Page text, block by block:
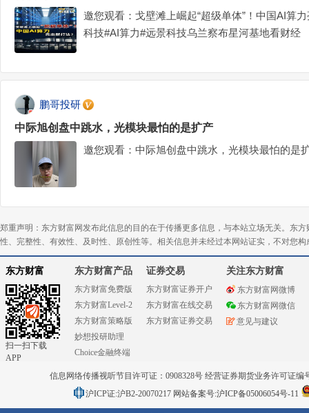
邀您观看：戈壁滩上崛起“超级单体”！中国AI算
科技#AI算力#远景科技乌兰察布星河基地看财经
鹏哥投研
中际旭创盘中跳水，光模块最怕的是扩产
邀您观看：中际旭创盘中跳水，光模块最怕的是
郑重声明：东方财富网发布此信息的目的在于传播更多信息，与本站立场无关。东
性、完整性、有效性、及时性、原创性等。相关信息并未经过本网站证实，不对您
东方财富
扫一扫下载
APP
东方财富产品
东方财富免费版
东方财富Level-2
东方财富策略版
妙想投研助理
Choice金融终端
证券交易
东方财富证券开户
东方财富在线交易
东方财富证券交易
关注东方财富
东方财富网微博
东方财富网微信
意见与建议
信息网络传播视听节目许可证：0908328号 经营证券期货业务许可证编
沪ICP证:沪B2-20070217 网站备案号:沪ICP备05006054号-11